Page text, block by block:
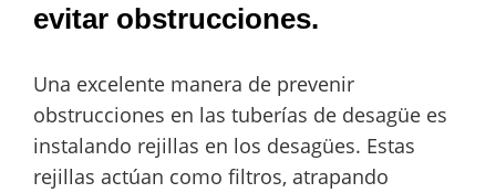
evitar obstrucciones.
Una excelente manera de prevenir
obstrucciones en las tuberías de desagüe es
instalando rejillas en los desagües. Estas
rejillas actúan como filtros, atrapando